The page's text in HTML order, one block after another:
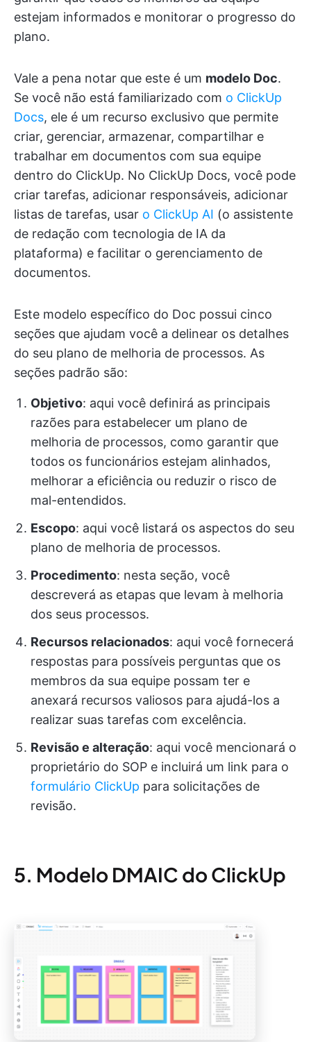
estejam informados e monitorar o progresso do
plano.
Vale a pena notar que este é um modelo Doc.
Se você não está familiarizado com o ClickUp
Docs, ele é um recurso exclusivo que permite
criar, gerenciar, armazenar, compartilhar e
trabalhar em documentos com sua equipe
dentro do ClickUp. No ClickUp Docs, você pode
criar tarefas, adicionar responsáveis, adicionar
listas de tarefas, usar o ClickUp AI (o assistente
de redação com tecnologia de IA da
plataforma) e facilitar o gerenciamento de
documentos.
Este modelo específico do Doc possui cinco
seções que ajudam você a delinear os detalhes
do seu plano de melhoria de processos. As
seções padrão são:
Objetivo: aqui você definirá as principais
razões para estabelecer um plano de
melhoria de processos, como garantir que
todos os funcionários estejam alinhados,
melhorar a eficiência ou reduzir o risco de
mal-entendidos.
Escopo: aqui você listará os aspectos do seu
plano de melhoria de processos.
Procedimento: nesta seção, você
descreverá as etapas que levam à melhoria
dos seus processos.
Recursos relacionados: aqui você fornecerá
respostas para possíveis perguntas que os
membros da sua equipe possam ter e
anexará recursos valiosos para ajudá-los a
realizar suas tarefas com excelência.
Revisão e alteração: aqui você mencionará o
proprietário do SOP e incluirá um link para o
formulário ClickUp para solicitações de
revisão.
5. Modelo DMAIC do ClickUp